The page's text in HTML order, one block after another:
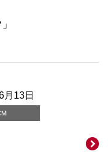
月13日